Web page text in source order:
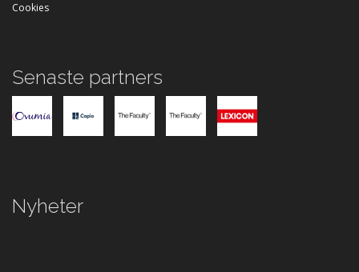
Cookies
Senaste partners
Nyheter